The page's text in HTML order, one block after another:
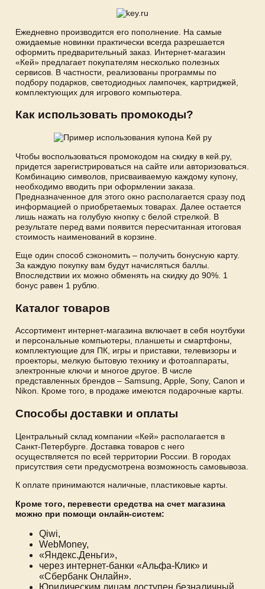
Ежедневно производится его пополнение. На самые
ожидаемые новинки практически всегда разрешается
оформить предварительный заказ. Интернет-магазин
«Кей» предлагает покупателям несколько полезных
сервисов. В частности, реализованы программы по
подбору подарков, светодиодных лампочек, картриджей,
комплектующих для игрового компьютера.
Как использовать промокоды?
Чтобы воспользоваться промокодом на скидку в кей.ру,
придется зарегистрироваться на сайте или авторизоваться.
Комбинацию символов, присваиваемую каждому купону,
необходимо вводить при оформлении заказа.
Предназначенное для этого окно располагается сразу под
информацией о приобретаемых товарах. Далее остается
лишь нажать на голубую кнопку с белой стрелкой. В
результате перед вами появится пересчитанная итоговая
стоимость наименований в корзине.
Еще один способ сэкономить – получить бонусную карту.
За каждую покупку вам будут начисляться баллы.
Впоследствии их можно обменять на скидку до 90%. 1
бонус равен 1 рублю.
Каталог товаров
Ассортимент интернет-магазина включает в себя ноутбуки
и персональные компьютеры, планшеты и смартфоны,
комплектующие для ПК, игры и приставки, телевизоры и
проекторы, мелкую бытовую технику и фотоаппараты,
электронные ключи и многое другое. В числе
представленных брендов – Samsung, Apple, Sony, Canon и
Nikon. Кроме того, в продаже имеются подарочные карты.
Способы доставки и оплаты
Центральный склад компании «Кей» располагается в
Санкт-Петербурге. Доставка товаров с него
осуществляется по всей территории России. В городах
присутствия сети предусмотрена возможность самовывоза.
К оплате принимаются наличные, пластиковые карты.
Кроме того, перевести средства на счет магазина
можно при помощи онлайн-систем:
Qiwi,
WebMoney,
«Яндекс.Деньги»,
через интернет-банки «Альфа-Клик» и
«Сбербанк Онлайн».
Юридическим лицам доступен безналичный